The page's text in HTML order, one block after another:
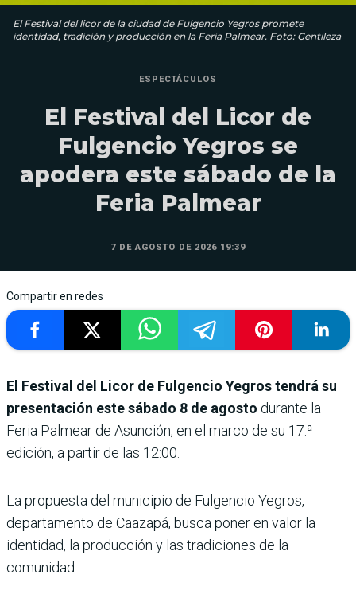
El Festival del licor de la ciudad de Fulgencio Yegros promete
identidad, tradición y producción en la Feria Palmear. Foto: Gentileza
ESPECTÁCULOS
El Festival del Licor de
Fulgencio Yegros se
apodera este sábado de la
Feria Palmear
7 DE AGOSTO DE 2026 19:39
Compartir en redes
El Festival del Licor de Fulgencio Yegros tendrá su
presentación este sábado 8 de agosto durante la
Feria Palmear de Asunción, en el marco de su 17.ª
edición, a partir de las 12:00.
La propuesta del municipio de Fulgencio Yegros,
departamento de Caazapá, busca poner en valor la
identidad, la producción y las tradiciones de la
comunidad.